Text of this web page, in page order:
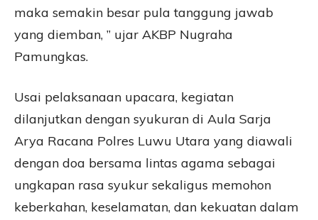
maka semakin besar pula tanggung jawab
yang diemban, ” ujar AKBP Nugraha
Pamungkas.
Usai pelaksanaan upacara, kegiatan
dilanjutkan dengan syukuran di Aula Sarja
Arya Racana Polres Luwu Utara yang diawali
dengan doa bersama lintas agama sebagai
ungkapan rasa syukur sekaligus memohon
keberkahan, keselamatan, dan kekuatan dalam